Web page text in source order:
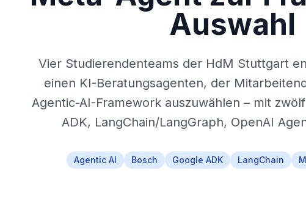
Auswahl
Vier Studierendenteams der HdM Stuttgart
einen KI-Beratungsagenten, der
Agentic-AI-Framework auszuwählen – mit
ADK, LangChain/LangGraph, OpenAI
Agentic AI Bosch Google ADK LangChain